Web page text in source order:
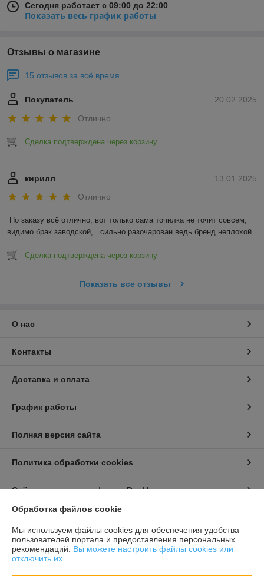
Сегодня работает с 09:00 до 22:00
Показать весь график работы
Отзывы о магазине
15 отзывов за всё время
20.02.2025
Покупатель
Отлично
Сделка подтверждена через корзину
13.01.2025
кирилл
Отлично
По заказу всё отлично, вот только сама точилка не точит совсем,
видимо брак заводской,   сильно разочарован ведь бренд неплохой
Сделка подтверждена через корзину
Показать все отзывы
О нас
Контакты
Доставка и оплата
График работы
Полная версия сайта
Политика обработки cookies
Сайт создан на платформе Deal.by
Информация для покупателя
Индивидуальный предприниматель:Бондарович Андрей Иванович
г. Минск, ул. Первомайская, д. 24 к.3, кв. 15
Регистрационный номер ЕГР: 191658429
Обработка файлов cookie
Мы используем файлы cookies для обеспечения удобства
пользователей портала и предоставления персональных
рекомендаций. Вы можете настроить файлы cookies или
отключить их.